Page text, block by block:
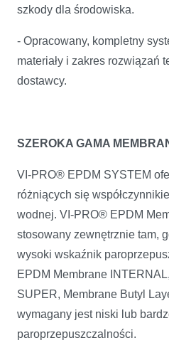
szkody dla środowiska.
- Opracowany, kompletny
materiały i zakres rozwiązań
dostawcy.
SZEROKA GAMA
VI-PRO® EPDM SYSTEM
różniących się
wodnej. VI-PRO® EPDM
stosowany zewnętrznie tam,
wysoki wskaźnik
EPDM Membrane
SUPER, Membrane Butyl
wymagany jest niski lub
paroprzepuszczalności.